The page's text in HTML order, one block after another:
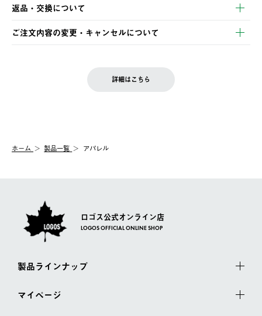
・コンビニ決済
・Pay-easy決済
ご注文・ご入金完了より2営業日以内に商品を発送いたします。
土日祝の発送はございませんので、木曜日以降のご注文は週明け
の発送となる場合がございます。
【配送業者】
佐川急便にて配送されます。
返品・交換について
※お客様都合の場合
お客様都合の返品にかかる送料は、お客様ご負担とさせていただ
一度お手元の商品を返品いただき、ご希望商品を再注文してくだ
ご注文内容の変更・キャンセルについて
LOGOS FAMILY会員の方は、会員マイページ内 購入履歴画面に
詳細はこちら
ホーム 製品一覧 アパレル
ロゴス公式オンライン店
LOGOS OFFICIAL ONLINE SHOP
製品ラインナップ
マイページ